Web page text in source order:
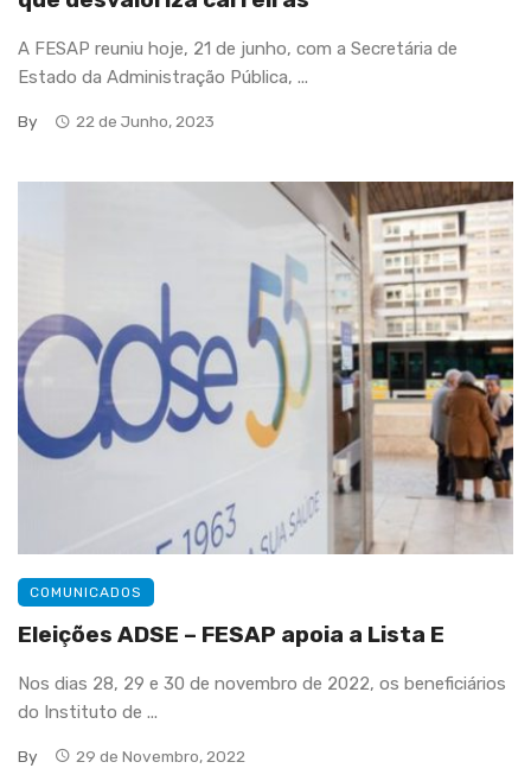
A FESAP reuniu hoje, 21 de junho, com a Secretária de
Estado da Administração Pública, ...
By 22 de Junho, 2023
COMUNICADOS
Eleições ADSE – FESAP apoia a Lista E
Nos dias 28, 29 e 30 de novembro de 2022, os beneficiários
do Instituto de ...
By 29 de Novembro, 2022